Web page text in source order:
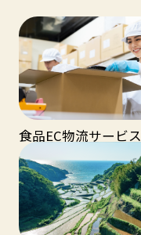
食品EC物流サービス